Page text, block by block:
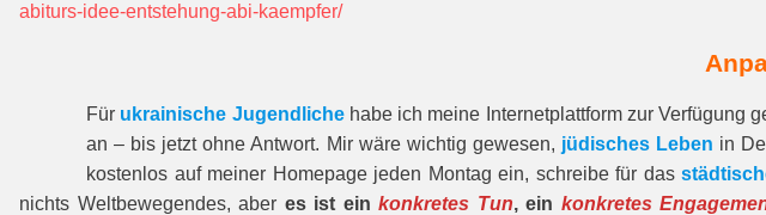
abiturs-idee-entstehung-abi-kaempfer/
Für ukrainische Jugendlichehabe ich meine Internetplattform zur Verfügung
an – bis jetzt ohne Antwort. Mir wäre wichtig gewesen, jüdisches Leben in
kostenlos auf meiner Homepage jeden Montag ein, schreibe für das
nichts Weltbewegendes, aber es ist einkonkretes Tun, ein konkretes